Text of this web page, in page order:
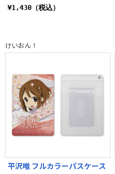
¥1,430（税込）
けいおん！
平沢唯 フルカラーパスケース